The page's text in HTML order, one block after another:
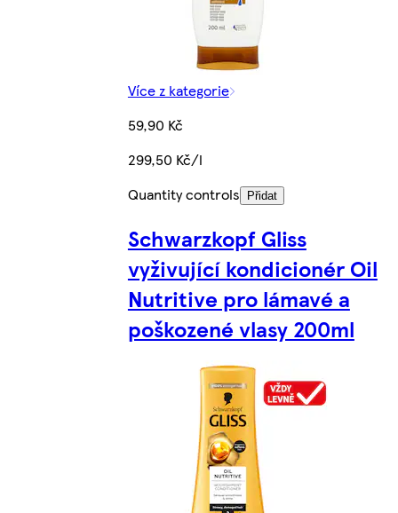
Více z kategorie
59,90 Kč
299,50 Kč/l
Quantity controls
Přidat
Schwarzkopf Gliss
vyživující kondicionér Oil
Nutritive pro lámavé a
poškozené vlasy 200ml